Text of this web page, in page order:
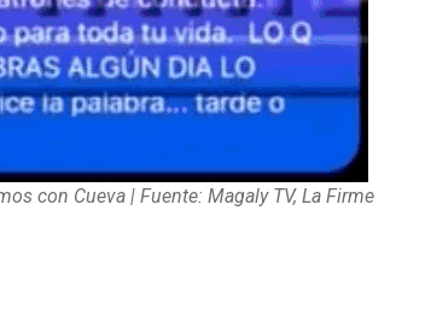
con Cueva | Fuente: Magaly TV, La Firme